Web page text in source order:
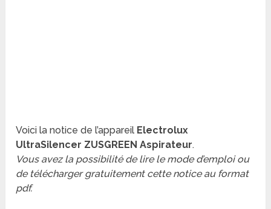
Voici la notice de l’appareil Electrolux
UltraSilencer ZUSGREEN Aspirateur.
Vous avez la possibilité de lire le mode d’emploi ou
de télécharger gratuitement cette notice au format
pdf.